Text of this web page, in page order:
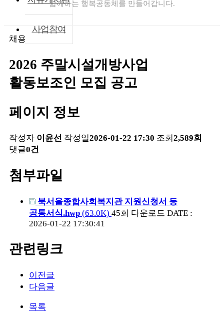
사업참여
함께하는 행복공동체를 만들어갑니다.
채용정보
2026 주말시설개방사업
활동보조인 모집 공고
페이지 정보
작성자 이윤선 작성일2026-01-22 17:30 조회2,589회
댓글0건
첨부파일
북서울종합사회복지관 지원신청서 등
공통서식.hwp (63.0K) 45회 다운로드 DATE :
2026-01-22 17:30:41
관련링크
이전글
다음글
목록